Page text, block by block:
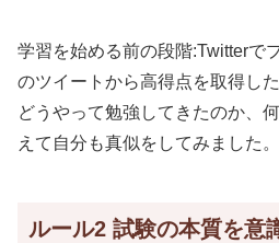
学習を始める前の段階:Twitterで
のツイートから高得点を取得し
どうやって勉強してきたのか、
えて自分も真似をしてみました。
ルール2 試験の本質を意